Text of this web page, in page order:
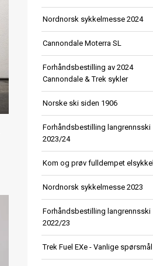
Nordnorsk sykkelmesse 2024
Cannondale Moterra SL
Forhåndsbestilling av 2024
Cannondale & Trek sykler
Norske ski siden 1906
Forhåndsbestilling langrennsski
2023/24
Kom og prøv fulldempet elsykkel
Nordnorsk sykkelmesse 2023
Forhåndsbestilling langrennsski
2022/23
Trek Fuel EXe - Vanlige spørsmål